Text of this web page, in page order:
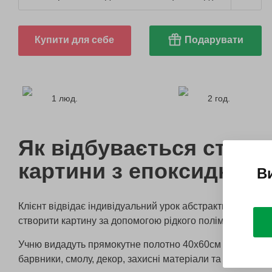
Купити для себе Подарувати
1 люд. 2 год.
Як відбувається
картини з епоксидної
Клієнт відвідає індивідуальний урок абстрактного
створити картину за допомогою рідкого полімеру.
Учню видадуть прямокутне полотно 40х60см або кругле
барвники, смолу, декор, захисні матеріали та необхідний